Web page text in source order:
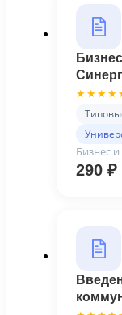
Бизнес
290 ₽